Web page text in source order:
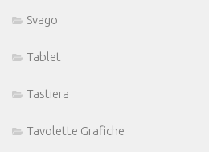
Svago
Tablet
Tastiera
Tavolette Grafiche